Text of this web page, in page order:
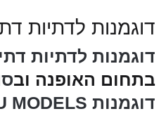
דוגמנות לדתיות
דוגמנות לדתיות
בתחום האופנה וב
דוגמנות MODELS